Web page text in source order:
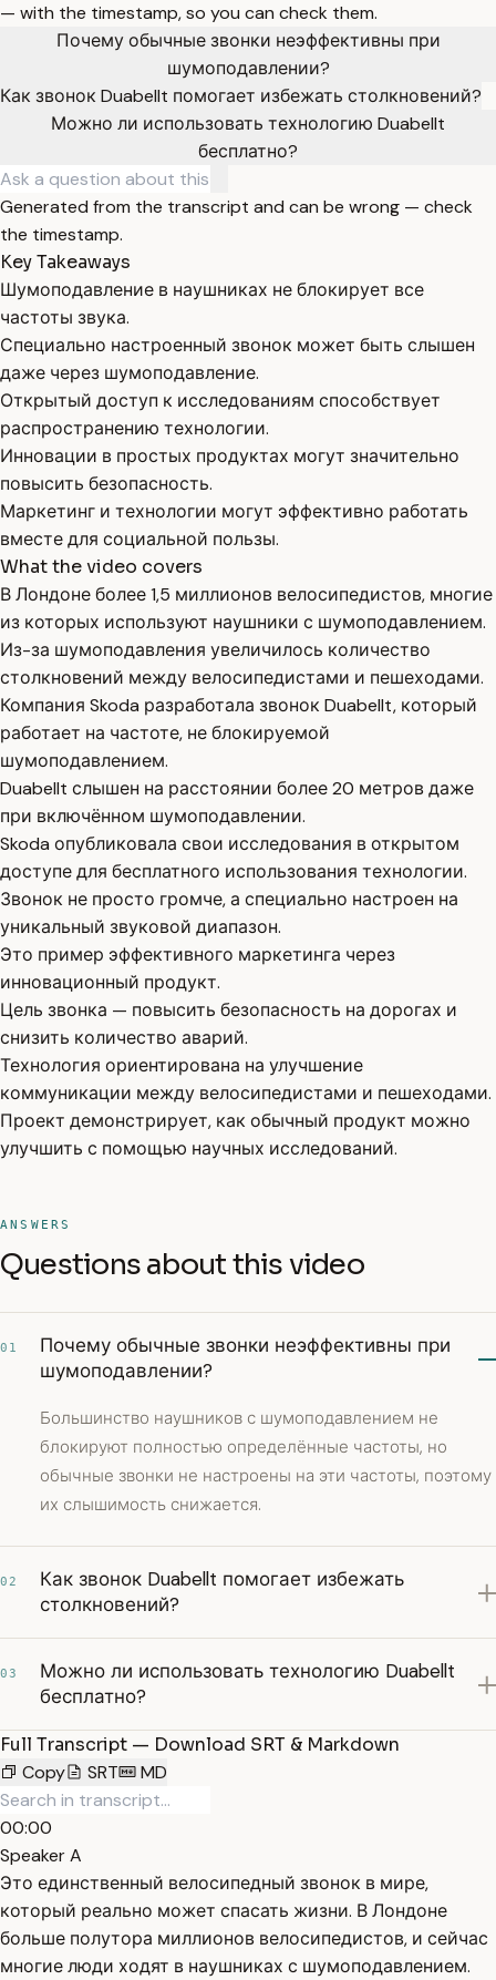
— with the timestamp, so you can check them.
Почему обычные звонки неэффективны при
шумоподавлении?
Как звонок Duabellt помогает избежать столкновений?
Можно ли использовать технологию Duabellt
бесплатно?
Generated from the transcript and can be wrong — check
the timestamp.
Key Takeaways
Шумоподавление в наушниках не блокирует все
частоты звука.
Специально настроенный звонок может быть слышен
даже через шумоподавление.
Открытый доступ к исследованиям способствует
распространению технологии.
Инновации в простых продуктах могут значительно
повысить безопасность.
Маркетинг и технологии могут эффективно работать
вместе для социальной пользы.
What the video covers
В Лондоне более 1,5 миллионов велосипедистов, многие
из которых используют наушники с шумоподавлением.
Из-за шумоподавления увеличилось количество
столкновений между велосипедистами и пешеходами.
Компания Skoda разработала звонок Duabellt, который
работает на частоте, не блокируемой
шумоподавлением.
Duabellt слышен на расстоянии более 20 метров даже
при включённом шумоподавлении.
Skoda опубликовала свои исследования в открытом
доступе для бесплатного использования технологии.
Звонок не просто громче, а специально настроен на
уникальный звуковой диапазон.
Это пример эффективного маркетинга через
инновационный продукт.
Цель звонка — повысить безопасность на дорогах и
снизить количество аварий.
Технология ориентирована на улучшение
коммуникации между велосипедистами и пешеходами.
Проект демонстрирует, как обычный продукт можно
улучшить с помощью научных исследований.
ANSWERS
Questions about this video
01
Почему обычные звонки неэффективны при
шумоподавлении?
Большинство наушников с шумоподавлением не
блокируют полностью определённые частоты, но
обычные звонки не настроены на эти частоты, поэтому
их слышимость снижается.
02
Как звонок Duabellt помогает избежать
столкновений?
03
Можно ли использовать технологию Duabellt
бесплатно?
Full Transcript — Download SRT & Markdown
Copy
SRT MD
00:00
Speaker A
Это единственный велосипедный звонок в мире,
который реально может спасать жизни. В Лондоне
больше полутора миллионов велосипедистов, и сейчас
многие люди ходят в наушниках с шумоподавлением.